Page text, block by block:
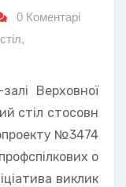
0 Коментарі
,
Верховної
стіл стосовн
№3474
о
виклик